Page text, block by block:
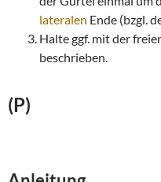
lateralen Ende (bzgl.
Halte ggf. mit der
beschrieben.
(P)